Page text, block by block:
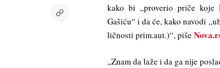
kako bi „proverio priče koje
Gašiću“ i da će, kako navodi
ličnosti prim.aut.)“, piše
„Znam da laže i da ga nije